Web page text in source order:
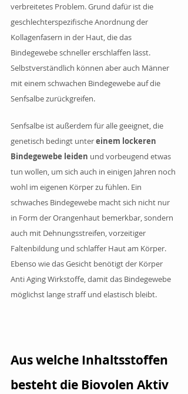
verbreitetes Problem. Grund dafür ist die
geschlechterspezifische Anordnung der
Kollagenfasern in der Haut, die das
Bindegewebe schneller erschlaffen lässt.
Selbstverständlich können aber auch Männer
mit einem schwachen Bindegewebe auf die
Senfsalbe zurückgreifen.
Senfsalbe ist außerdem für alle geeignet, die
genetisch bedingt unter einem lockeren
Bindegewebe leiden und vorbeugend etwas
tun wollen, um sich auch in einigen Jahren noch
wohl im eigenen Körper zu fühlen. Ein
schwaches Bindegewebe macht sich nicht nur
in Form der Orangenhaut bemerkbar, sondern
auch mit Dehnungsstreifen, vorzeitiger
Faltenbildung und schlaffer Haut am Körper.
Ebenso wie das Gesicht benötigt der Körper
Anti Aging Wirkstoffe, damit das Bindegewebe
möglichst lange straff und elastisch bleibt.
Aus welche Inhaltsstoffen
besteht die Biovolen Aktiv